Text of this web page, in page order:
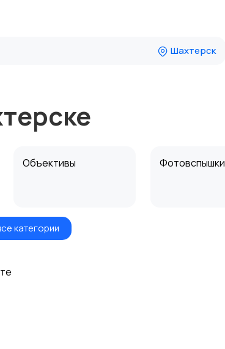
Шахтерск
Объективы Фотовспышки
Компактные
категории